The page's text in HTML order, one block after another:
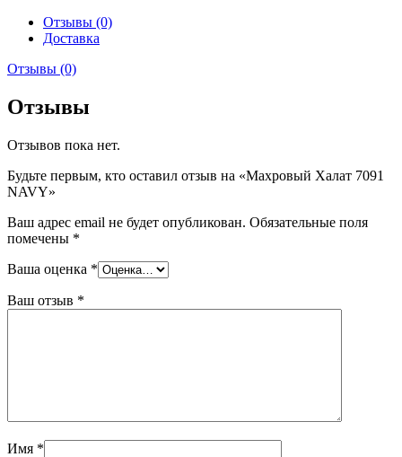
Отзывы (0)
Доставка
Отзывы (0)
Отзывы
Отзывов пока нет.
Будьте первым, кто оставил отзыв на «Махровый Халат 7091
NAVY»
Ваш адрес email не будет опубликован. Обязательные поля
помечены *
Ваша оценка *
Ваш отзыв *
Имя *